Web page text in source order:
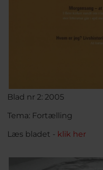
Blad nr 2: 2005
Tema: Fortælling
Læs bladet - klik her